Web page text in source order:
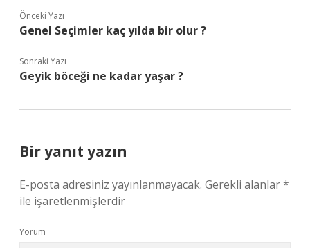
Önceki Yazı
Genel Seçimler kaç yılda bir olur ?
Sonraki Yazı
Geyik böceği ne kadar yaşar ?
Bir yanıt yazın
E-posta adresiniz yayınlanmayacak. Gerekli alanlar*
ile işaretlenmişlerdir
Yorum